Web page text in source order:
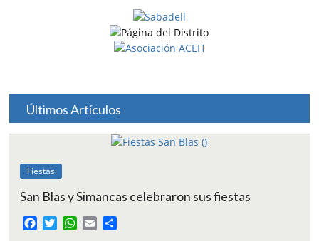
Últimos Artículos
Fiestas
San Blas y Simancas celebraron sus fiestas
W